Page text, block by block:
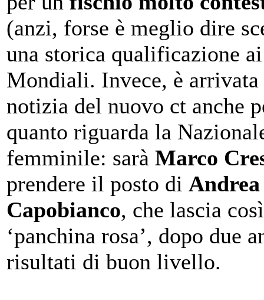
(anzi, forse è meglio dire
una storica qualificazione ai
Mondiali. Invece, è arrivata
notizia del nuovo ct anche
quanto riguarda la
femminile: sarà Marco
prendere il posto di Andrea
Capobianco, che lascia
‘panchina rosa’, dopo due
risultati di buon livello.